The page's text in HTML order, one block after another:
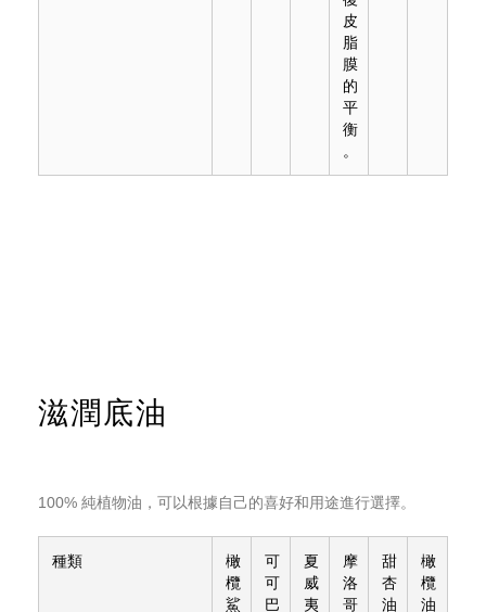
皮
脂
膜
的
平
衡
。
滋潤底油
100% 純植物油，可以根據自己的喜好和用途進行選擇。
種類
橄
欖
鯊
可
可
巴
夏
威
夷
摩
洛
哥
甜
杏
油
橄
欖
油